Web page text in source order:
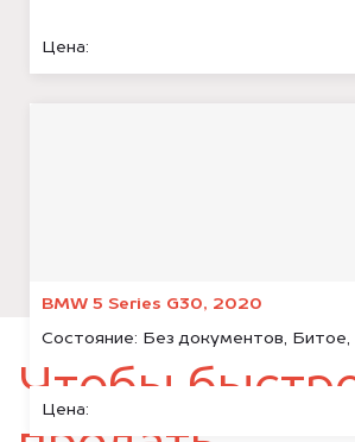
Цена:
BMW 5 Series G30, 2020
Состояние: Без документов,
Цена:
Чтобы